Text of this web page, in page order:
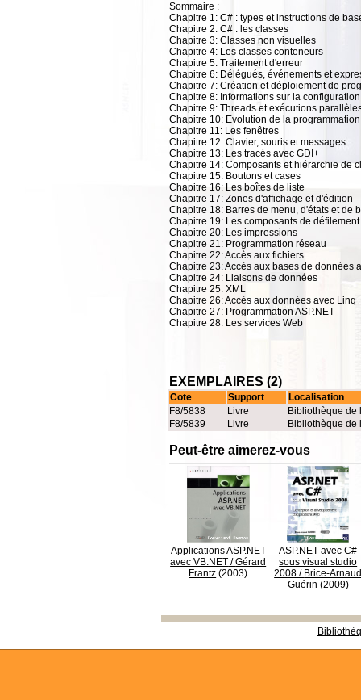
Sommaire :
Chapitre 1: C# : types et instructions de
Chapitre 2: C# : les classes
Chapitre 3: Classes non visuelles
Chapitre 4: Les classes conteneurs
Chapitre 5: Traitement d'erreur
Chapitre 6: Délégués, événements et
Chapitre 7: Création et déploiement de
Chapitre 8: Informations sur la configuration
Chapitre 9: Threads et exécutions
Chapitre 10: Evolution de la
Chapitre 11: Les fenêtres
Chapitre 12: Clavier, souris et messages
Chapitre 13: Les tracés avec GDI+
Chapitre 14: Composants et hiérarchie de
Chapitre 15: Boutons et cases
Chapitre 16: Les boîtes de liste
Chapitre 17: Zones d'affichage et d'édition
Chapitre 18: Barres de menu, d'états et de
Chapitre 19: Les composants de défilement
Chapitre 20: Les impressions
Chapitre 21: Programmation réseau
Chapitre 22: Accès aux fichiers
Chapitre 23: Accès aux bases de données
Chapitre 24: Liaisons de données
Chapitre 25: XML
Chapitre 26: Accès aux données avec Linq
Chapitre 27: Programmation ASP.NET
Chapitre 28: Les services Web
EXEMPLAIRES (2)
Cote Support
Localisation
F8/5838
Livre
Bibliothèque de
F8/5839
Livre Bibliothèque de
Peut-être aimerez-vous
Applications ASP.NET
avec VB.NET /Gérard
Frantz (2003)
ASP.NET avec C#
sous visual studio
2008 / Brice-
Guérin (2009)